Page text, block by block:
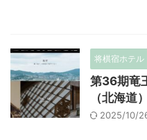
将棋宿ホテル
第36期竜
（北海道
2025/10/